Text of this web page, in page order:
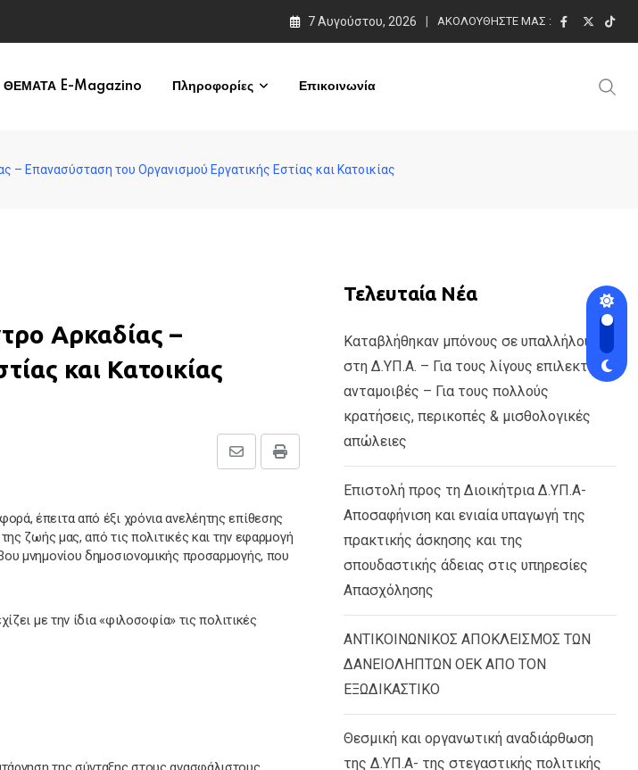
7 Αυγούστου, 2026 ΑΚΟΛΟΥΘΉΣΤΕ ΜΑΣ :
ΘΕΜΑΤΑ E-Magazino Πληροφορίες Επικοινωνία
– Επανασύσταση του Οργανισμού Εργατικής Εστίας και Κατοικίας
Αρκαδίας –
και Κατοικίας
Print
Share
Email
έπειτα από έξι χρόνια ανελέητης επίθεσης
ζωής μας, από τις πολιτικές και την εφαρμογή
μνημονίου δημοσιονομικής προσαρμογής, που
με την ίδια «φιλοσοφία» τις πολιτικές
Τελευταία Νέα
Καταβλήθηκαν μπόνους σε υπαλλήλους
στη Δ.ΥΠ.Α. – Για τους λίγους επιλεκτικές
ανταμοιβές – Για τους πολλούς
κρατήσεις, περικοπές & μισθολογικές
απώλειες
Επιστολή προς τη Διοικήτρια Δ.ΥΠ.Α-
Αποσαφήνιση και ενιαία υπαγωγή της
πρακτικής άσκησης και της
σπουδαστικής άδειας στις υπηρεσίες
Απασχόλησης
ΑΝΤΙΚΟΙΝΩΝΙΚΟΣ ΑΠΟΚΛΕΙΣΜΟΣ ΤΩΝ
ΔΑΝΕΙΟΛΗΠΤΩΝ ΟΕΚ ΑΠΟ ΤΟΝ
ΕΞΩΔΙΚΑΣΤΙΚΟ
Θεσμική και οργανωτική αναδιάρθωση
της Δ.ΥΠ.Α- της στεγαστικής πολιτικής